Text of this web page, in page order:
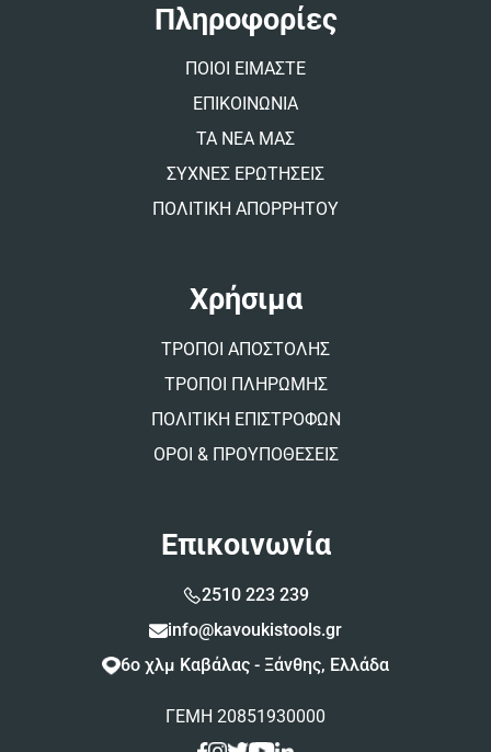
Πληροφορίες
ΠΟΙΟΙ ΕΙΜΑΣΤΕ
ΕΠΙΚΟΙΝΩΝΙΑ
ΤΑ ΝΕΑ ΜΑΣ
ΣΥΧΝΕΣ ΕΡΩΤΗΣΕΙΣ
ΠΟΛΙΤΙΚΗ ΑΠΟΡΡΗΤΟΥ
Χρήσιμα
ΤΡΟΠΟΙ ΑΠΟΣΤΟΛΗΣ
ΤΡΟΠΟΙ ΠΛΗΡΩΜΗΣ
ΠΟΛΙΤΙΚΗ ΕΠΙΣΤΡΟΦΩΝ
ΟΡΟΙ & ΠΡΟΥΠΟΘΕΣΕΙΣ
Επικοινωνία
2510 223 239
info@kavoukistools.gr
6ο χλμ Καβάλας - Ξάνθης, Ελλάδα
ΓΕΜΗ 20851930000